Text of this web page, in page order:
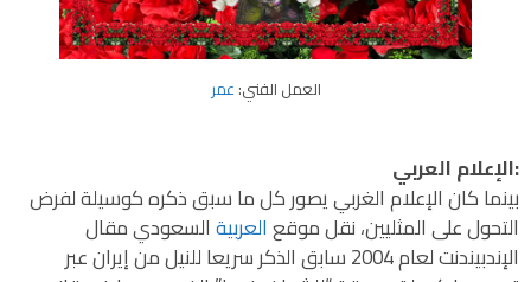
العمل الفني: عمر
:الإعلام العربي
بينما كان الإعلام الغربي يصور كل ما سبق ذكره كوسيلة لفرض
التحول على المثليين، نقل موقعالعربيةالسعودي مقال
الإندبيندنت لعام 2004 سابق الذكر سريعا للنيل من إيران عبر